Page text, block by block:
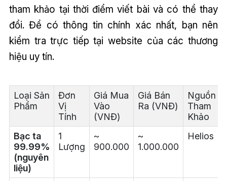
tham khảo tại thời điểm viết bài và có thể thay
đổi. Để có thông tin chính xác nhất, bạn nên
kiểm tra trực tiếp tại website của các thương
hiệu uy tín.
Loại Sản
Phẩm
Đơn
Vị
Tính
Giá Mua
Vào
(VNĐ)
Giá Bán
Ra (VNĐ)
Nguồn
Tham
Khảo
Bạc ta
99.99%
(nguyên
liệu)
1
Lượng
~
900.000
~
1.000.000
Helios